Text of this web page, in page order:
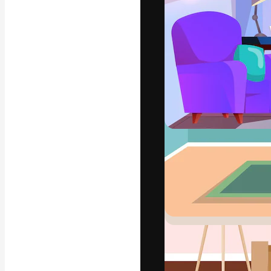
La plataforma
trabajo. Más
entre
estudios.
Español
Copyright © 2010-